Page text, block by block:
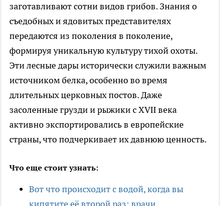
заготавливают сотни видов грибов. Знания о
съедобных и ядовитых представителях
передаются из поколения в поколение,
формируя уникальную культуру тихой охоты.
Эти лесные дары исторически служили важным
источником белка, особенно во время
длительных церковных постов. Даже
засоленные грузди и рыжики с XVII века
активно экспортировались в европейские
страны, что подчеркивает их давнюю ценность.
Что еще стоит узнать:
Вот что происходит с водой, когда вы